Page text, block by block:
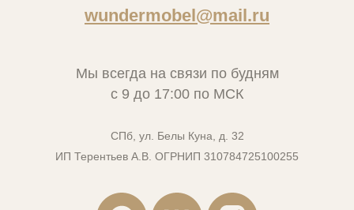
wundermobel@mail.ru
Мы всегда на связи по будням
c 9 до 17:00 по МСК
СПб, ул. Белы Куна, д. 32
ИП Терентьев А.В. ОГРНИП 310784725100255